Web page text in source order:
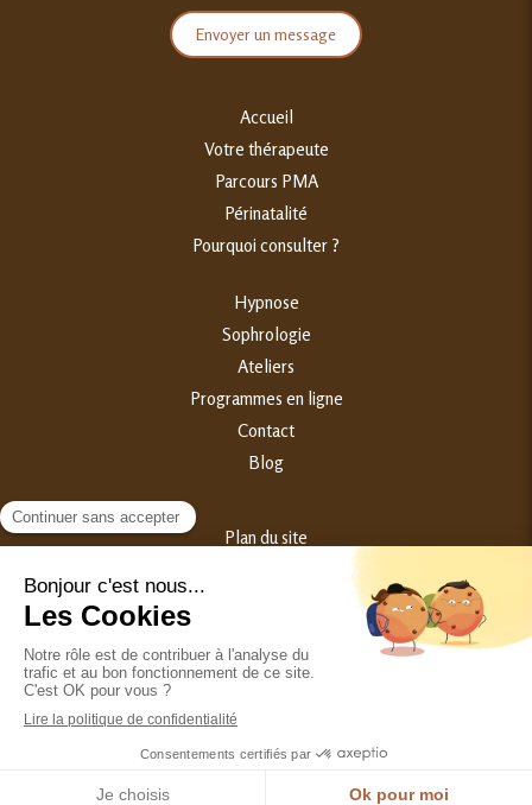
Envoyer un message
Accueil
Votre thérapeute
Parcours PMA
Périnatalité
Pourquoi consulter ?
Hypnose
Sophrologie
Ateliers
Programmes en ligne
Contact
Blog
Plan du site
©2023 Samantha Broggini - Hypnothérapeute Périnatalité
Création et référencement du site par Simplébo
Ce site est parrainé par la
Chambre Syndicale de la Sophrologie